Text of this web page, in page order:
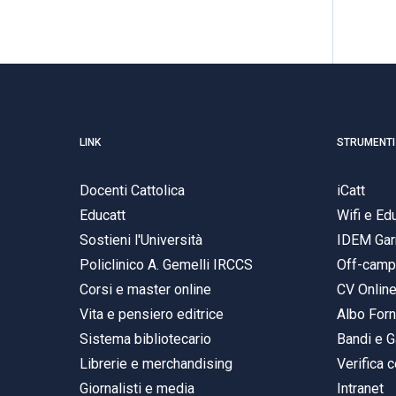
LINK
Docenti Cattolica
Educatt
Sostieni l'Università
Policlinico A. Gemelli IRCCS
Corsi e master online
Vita e pensiero editrice
Sistema bibliotecario
Librerie e merchandising
Giornalisti e media
STRUMENTI
iCatt
Wifi e
IDEM
Off-
CV Online
Albo
Bandi e
Verifica
Intranet